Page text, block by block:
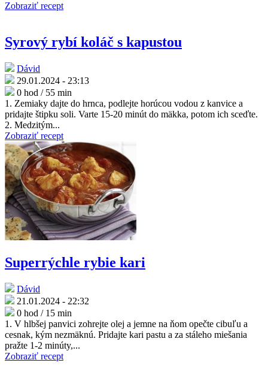
Zobraziť recept
Syrový rybí koláč s kapustou
Dávid
29.01.2024 - 23:13
0 hod / 55 min
1. Zemiaky dajte do hrnca, podlejte horúcou vodou z kanvice a
pridajte štipku soli. Varte 15-20 minút do mäkka, potom ich sceďte.
2. Medzitým...
Zobraziť recept
Superrýchle rybie kari
Dávid
21.01.2024 - 22:32
0 hod / 15 min
1. V hlbšej panvici zohrejte olej a jemne na ňom opečte cibuľu a
cesnak, kým nezmäknú. Pridajte kari pastu a za stáleho miešania
pražte 1-2 minúty,...
Zobraziť recept